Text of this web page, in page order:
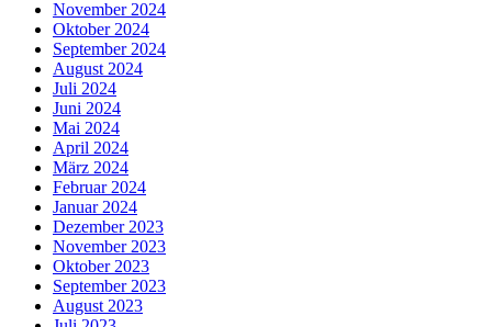
November 2024
Oktober 2024
September 2024
August 2024
Juli 2024
Juni 2024
Mai 2024
April 2024
März 2024
Februar 2024
Januar 2024
Dezember 2023
November 2023
Oktober 2023
September 2023
August 2023